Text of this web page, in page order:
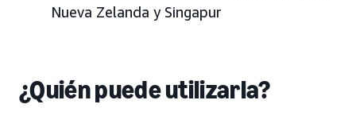
Nueva Zelanda y Singapur
¿Quién puede utilizarla?